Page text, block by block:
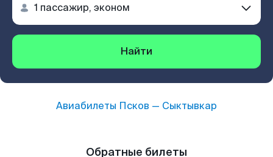
Найти
Авиабилеты Псков — Сыктывкар
Обратные билеты